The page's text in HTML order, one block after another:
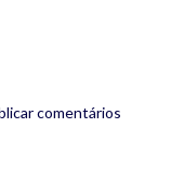
comentários